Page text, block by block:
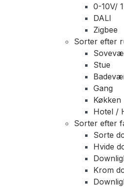
0-10V/
DALI
Zigbee
Sorter efter
Stue
Gang
Køkken
Hotel /
Sorter efter
Sorte
Hvide
Krom